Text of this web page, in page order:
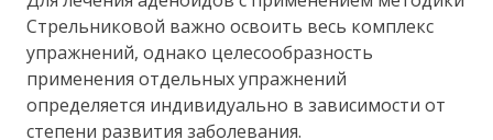
Стрельниковой важно освоить весь комплекс
упражнений, однако целесообразность
применения отдельных упражнений
определяется индивидуально в зависимости от
степени развития заболевания.